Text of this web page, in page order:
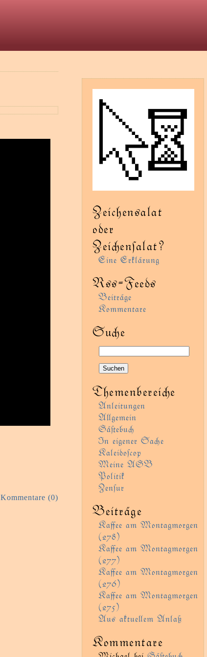
Kommentare (0)
Zeichensalat
oder
Zeienſalat?
Eine Erklärung
Rss-Feeds
Beiträge
Kommentare
Sue
Themenbereie
Anleitungen
Agemein
Gäﬅebu
In eigener Sae
Kaleidoſcop
Meine AGB
Politik
Zenſur
Beiträge
Kaﬀee am Montagmorgen
(278)
Kaﬀee am Montagmorgen
(277)
Kaﬀee am Montagmorgen
(276)
Kaﬀee am Montagmorgen
(275)
Aus aktueem Anlaß
Kommentare